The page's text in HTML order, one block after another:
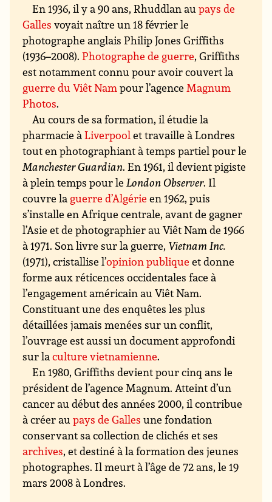
En 1936, il y a 90 ans, Rhuddlan aupays de
Galles voyait naître un 18 février le
photographe anglais Philip Jones Griffiths
(1936–2008).Photographe de guerre, Griffiths
est notamment connu pour avoir couvert la
guerre du Viêt Nam pour l’agence Magnum
Photos.
Au cours de sa formation, il étudie la
pharmacie àLiverpool et travaille à Londres
tout en photographiant à temps partiel pour le
Manchester Guardian. En 1961, il devient pigiste
à plein temps pour le London Observer. Il
couvre la guerre d’Algérie en 1962, puis
s’installe en Afrique centrale, avant de gagner
l’Asie et de photographier au Viêt Nam de 1966
à 1971. Son livre sur la guerre, Vietnam Inc.
(1971), cristallise l’opinion publique et donne
forme aux réticences occidentales face à
l’engagement américain au Viêt Nam.
Constituant une des enquêtes les plus
détaillées jamais menées sur un conflit,
l’ouvrage est aussi un document approfondi
sur laculture vietnamienne.
En 1980, Griffiths devient pour cinq ans le
président de l’agence Magnum. Atteint d’un
cancer au début des années 2000, il contribue
à créer aupays de Galles une fondation
conservant sa collection de clichés et ses
archives, et destiné à la formation des jeunes
photographes. Il meurt à l’âge de 72 ans, le 19
mars 2008 à Londres.